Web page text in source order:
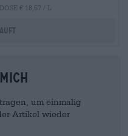
€ 18,57 / L
um einmalig
Artikel wieder